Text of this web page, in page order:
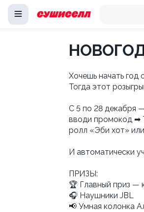
Хочешь начать год
Тогда этот
С 5 по 28 декабря
вводи промокод ➡
ролл «Эби хот»
И автоматически
ПРИЗЫ:
🏆 Главный приз —
🎧 Наушники JBL
📢 Умная колонка